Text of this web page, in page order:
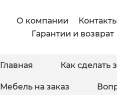
О компании
Гарантии и возврат
Главная Как сделать
Мебель на заказ